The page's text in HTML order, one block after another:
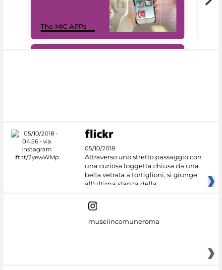
The MiC APPs
05/10/2018
Attraverso uno stretto passaggio con
una curiosa loggetta chiusa da una
bella vetrata a tortiglioni, si giunge
all'ultima stanza della
museiincomuneroma